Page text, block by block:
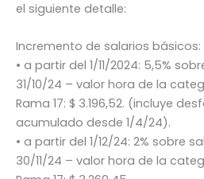
el siguiente detalle:
Incremento de salarios básicos:
• a partir del 1/11/2024: 5,5%
31/10/24 – valor hora de la
Rama 17: $ 3.196,52. (incluye
acumulado desde 1/4/24).
• a partir del 1/12/24: 2% sobre
30/11/24 – valor hora de la